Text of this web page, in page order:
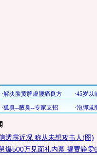
透露近况 称从未想攻击人(图)
爆500万见面礼内幕 揭贾静雯